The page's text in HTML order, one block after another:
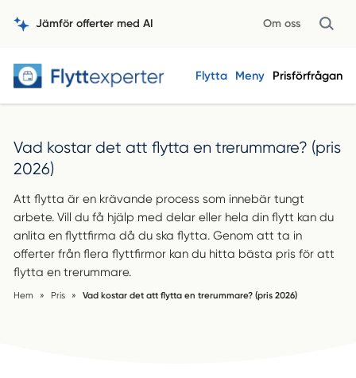
Jämför offerter med AI Om oss
Flytta Meny Prisförfrågan
Vad kostar det att flytta en trerummare? (pris
2026)
Att flytta är en krävande process som innebär tungt
arbete. Vill du få hjälp med delar eller hela din flytt kan du
anlita en flyttfirma då du ska flytta. Genom att ta in
offerter från flera flyttfirmor kan du hitta bästa pris för att
flytta en trerummare.
Hem » Pris » Vad kostar det att flytta en trerummare? (pris 2026)